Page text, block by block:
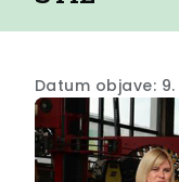
Datum objave: